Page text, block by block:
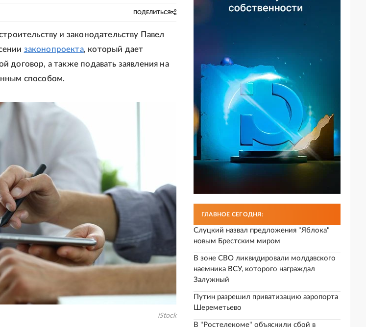
ПОДЕЛИТЬСЯ
и законодательству Павел
законопроекта, который дает
договор, а также подавать заявления на
способом.
iStock
ГЛАВНОЕ СЕГОДНЯ:
Слуцкий назвал предложения "Яблока"
новым Брестским миром
В зоне СВО ликвидировали молдавского
наемника ВСУ, которого награждал
Залужный
Путин разрешил приватизацию аэропорта
Шереметьево
В "Ростелекоме" объяснили сбой в